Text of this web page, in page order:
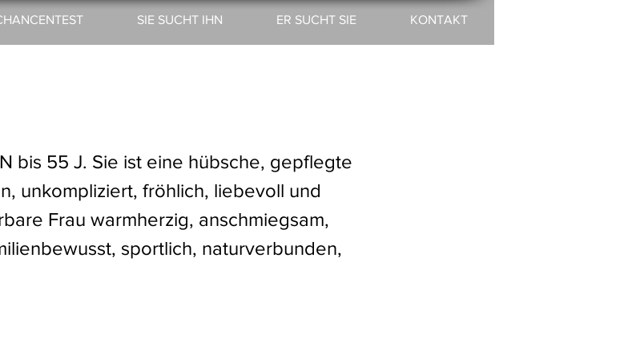
SIE SUCHT IHN ER SUCHT SIE KONTAKT
bis 55 J. Sie ist eine hübsche, gepflegte
unkompliziert, fröhlich, liebevoll und
Frau warmherzig, anschmiegsam,
sportlich, naturverbunden,